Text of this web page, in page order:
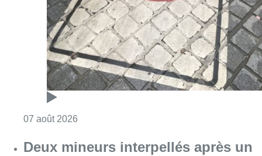
07 août 2026
Deux mineurs interpellés après un